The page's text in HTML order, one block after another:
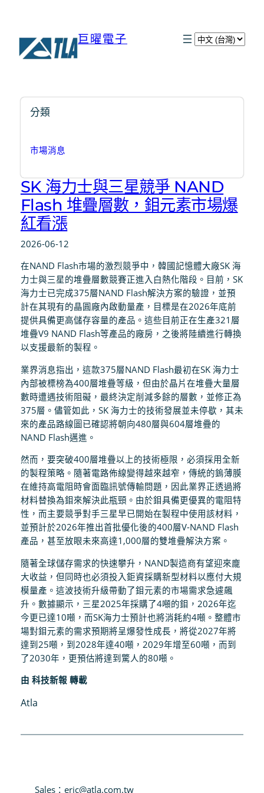
巨曜電子
選
分類
市場消息
SK 海力士與三星競爭 NAND
Flash 堆疊層數，鉬元素市場爆
紅看漲
2026-06-12
在NAND Flash市場的激烈競爭中，韓國記憶體大廠SK 海
力士與三星的堆疊層數競賽正進入白熱化階段。目前，SK
海力士已完成375層NAND Flash解決方案的驗證，並預
計在其現有的晶圓廠內啟動量產，目標是在2026年底前
提供具備更高儲存容量的產品。這些目前正在生產321層
堆疊V9 NAND Flash等產品的廠房，之後將陸續進行轉換
以支援最新的製程。
業界消息指出，這款375層NAND Flash最初在SK 海力士
內部被標榜為400層堆疊等級，但由於晶片在堆疊大量層
數時遭遇技術阻礙，最終決定削減多餘的層數，並修正為
375層。儘管如此，SK 海力士的技術發展並未停歇，其未
來的產品路線圖已確認將朝向480層與604層堆疊的
NAND Flash邁進。
然而，要突破400層堆疊以上的技術極限，必須採用全新
的製程策略。隨著電路佈線變得越來越窄，傳統的鎢薄膜
在維持高電阻時會面臨訊號傳輸問題，因此業界正透過將
材料替換為鉬來解決此瓶頸。由於鉬具備更優異的電阻特
性，而主要競爭對手三星早已開始在製程中使用該材料，
並預計於2026年推出首批優化後的400層V-NAND Flash
產品，甚至放眼未來高達1,000層的雙堆疊解決方案。
隨著全球儲存需求的快速攀升，NAND製造商有望迎來龐
大收益，但同時也必須投入鉅資採購新型材料以應付大規
模量產。這波技術升級帶動了鉬元素的市場需求急遽飆
升。數據顯示，三星2025年採購了4噸的鉬，2026年迄
今更已達10噸，而SK海力士預計也將消耗約4噸。整體市
場對鉬元素的需求預期將呈爆發性成長，將從2027年將
達到25噸，到2028年達40噸，2029年增至60噸，而到
了2030年，更預估將達到驚人的80噸。
由 科技新報 轉載
Atla
Sales：eric@atla.com.tw